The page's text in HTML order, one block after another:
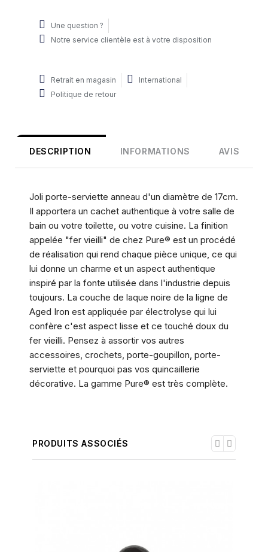
Une question ?
Notre service clientèle est à votre disposition
Retrait en magasin
International
Politique de retour
DESCRIPTION INFORMATIONS AVIS
Joli porte-serviette anneau d'un diamètre de 17cm.
Il apportera un cachet authentique à votre salle de
bain ou votre toilette, ou votre cuisine. La finition
appelée "fer vieilli" de chez Pure® est un procédé
de réalisation qui rend chaque pièce unique, ce qui
lui donne un charme et un aspect authentique
inspiré par la fonte utilisée dans l'industrie depuis
toujours. La couche de laque noire de la ligne de
Aged Iron est appliquée par électrolyse qui lui
confère c'est aspect lisse et ce touché doux du
fer vieilli. Pensez à assortir vos autres
accessoires, crochets, porte-goupillon, porte-
serviette et pourquoi pas vos quincaillerie
décorative. La gamme Pure® est très complète.
PRODUITS ASSOCIÉS